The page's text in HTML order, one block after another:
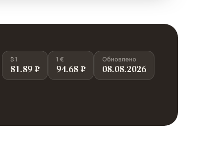
$ 1
81.89 ₽
1 €
94.68 ₽
Обновлено
08.08.2026